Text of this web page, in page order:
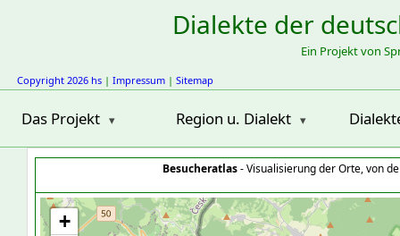
Dialekte der
Ein Projekt von
Copyright 2026 hs | Impressum | Sitemap
Das Projekt Region u. Dialekt
Besucheratlas- Visualisierung der Orte, von
+